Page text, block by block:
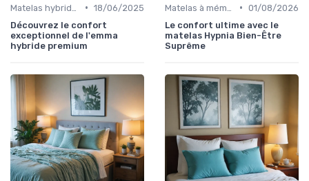
• 18/06/2025
Découvrez le confort
exceptionnel de l'emma
hybride premium
• 01/08/2026
Le confort ultime avec le
matelas Hypnia Bien-Être
Suprême